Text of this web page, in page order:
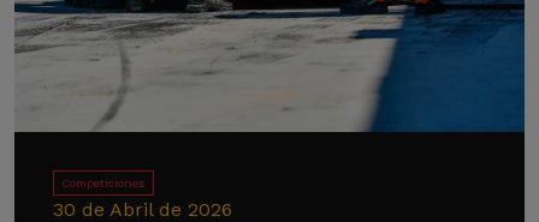
Competiciones
30 de Abril de 2026